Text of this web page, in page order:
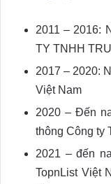
2011 – 2016:
TY TNHH
2017 – 2020:
Việt Nam
2020 – Đến
thông Công ty
2021 – đến
TopnList Việt